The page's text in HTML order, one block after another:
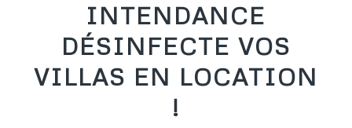
INTENDANCE
DÉSINFECTE VOS
VILLAS EN LOCATION
!